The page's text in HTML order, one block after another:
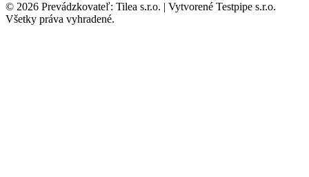
© 2026 Prevádzkovateľ: Tilea s.r.o. | Vytvorené Testpipe s.r.o.
Všetky práva vyhradené.